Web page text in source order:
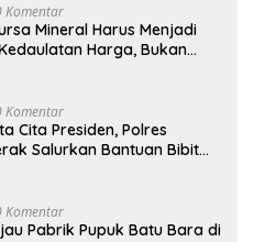
Komentar
Mineral Harus Menjadi
Harga, Bukan
Komentar
Cita Presiden, Polres
Salurkan Bantuan Bibit
Komentar
Pabrik Pupuk Batu Bara di